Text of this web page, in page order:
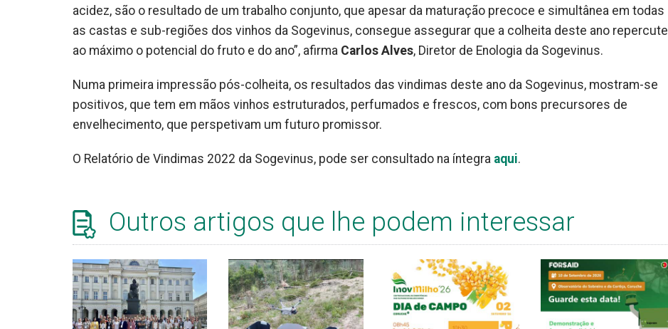
acidez, são o resultado de um trabalho conjunto, que apesar da maturação precoce e simultânea em todas
as castas e sub-regiões dos vinhos da Sogevinus, consegue assegurar que a colheita deste ano repercute
ao máximo o potencial do fruto e do ano”, afirma Carlos Alves, Diretor de Enologia da Sogevinus.
Numa primeira impressão pós-colheita, os resultados das vindimas deste ano da Sogevinus, mostram-se
positivos, que tem em mãos vinhos estruturados, perfumados e frescos, com bons precursores de
envelhecimento, que perspetivam um futuro promissor.
O Relatório de Vindimas 2022 da Sogevinus, pode ser consultado na íntegra aqui.
Outros artigos que lhe podem interessar